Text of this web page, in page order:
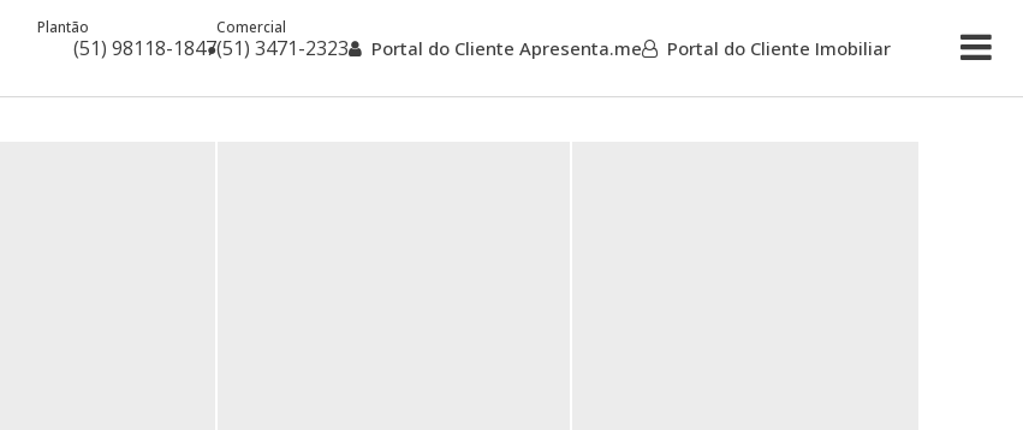
(51) 98118-1847
Plantão
(51) 3471-2323
Comercial
Portal do Cliente Apresenta.me Portal do Cliente Imobiliar